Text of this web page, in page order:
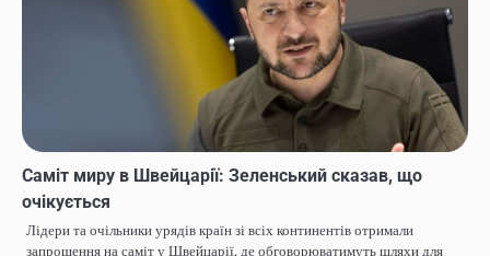
Саміт миру в Швейцарії: Зеленський сказав, що
очікується
Лідери та очільники урядів країн зі всіх континентів отримали
запрошення на саміт у Швейцарії, де обговорюватимуть шляхи для